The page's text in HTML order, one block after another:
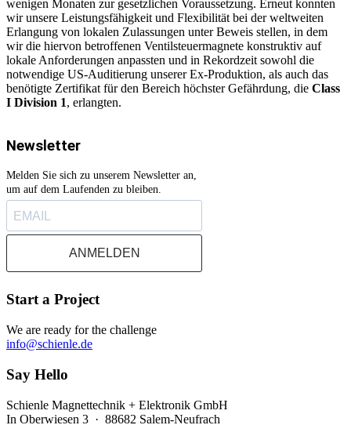
wenigen Monaten zur gesetzlichen Voraussetzung. Erneut konnten
wir unsere Leistungsfähigkeit und Flexibilität bei der weltweiten
Erlangung von lokalen Zulassungen unter Beweis stellen, in dem
wir die hiervon betroffenen Ventilsteuermagnete konstruktiv auf
lokale Anforderungen anpassten und in Rekordzeit sowohl die
notwendige US-Auditierung unserer Ex-Produktion, als auch das
benötigte Zertifikat für den Bereich höchster Gefährdung, die Class
I Division 1, erlangten.
Newsletter
Melden Sie sich zu unserem Newsletter an,
um auf dem Laufenden zu bleiben.
ANMELDEN
Start a Project
We are ready for the challenge
info@schienle.de
Say Hello
Schienle Magnettechnik + Elektronik GmbH
In Oberwiesen 3 · 88682 Salem-Neufrach